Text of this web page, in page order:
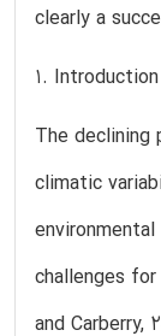
clearly a
1. Introduction
The
climatic
challenges
and Carberry,